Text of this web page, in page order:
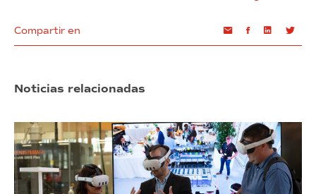
Compartir en EmailFacebookLinkedin
Noticias relacionadas